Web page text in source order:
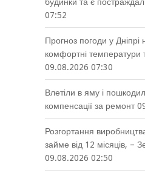
07:52
Прогноз погоди у Дніпрі
комфортні температури
09.08.2026 07:30
Влетіли в яму і
компенсації за ремонт
Розгортання
займе від 12 місяців, –
09.08.2026 02:50